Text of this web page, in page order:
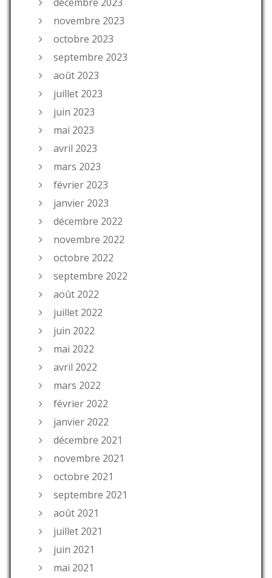
novembre 2023
octobre 2023
septembre 2023
août 2023
juillet 2023
juin 2023
mai 2023
avril 2023
mars 2023
février 2023
janvier 2023
décembre 2022
novembre 2022
octobre 2022
septembre 2022
août 2022
juillet 2022
juin 2022
mai 2022
avril 2022
mars 2022
février 2022
janvier 2022
décembre 2021
novembre 2021
octobre 2021
septembre 2021
août 2021
juillet 2021
juin 2021
mai 2021